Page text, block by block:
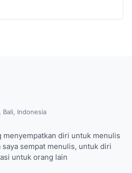
Bali, Indonesia
menyempatkan diri untuk menulis
sempat menulis, untuk diri
untuk orang lain